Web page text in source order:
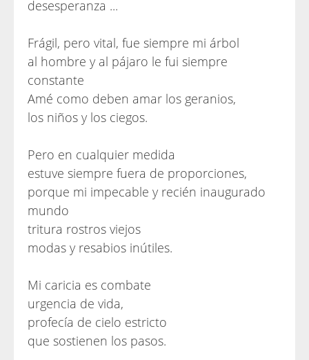
desesperanza ...
Frágil, pero vital, fue siempre mi árbol
al hombre y al pájaro le fui siempre
constante
Amé como deben amar los geranios,
los niños y los ciegos.
Pero en cualquier medida
estuve siempre fuera de proporciones,
porque mi impecable y recién inaugurado
mundo
tritura rostros viejos
modas y resabios inútiles.
Mi caricia es combate
urgencia de vida,
profecía de cielo estricto
que sostienen los pasos.